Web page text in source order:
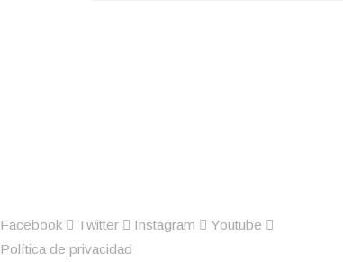
Facebook Twitter Instagram
Youtube
Política de privacidad